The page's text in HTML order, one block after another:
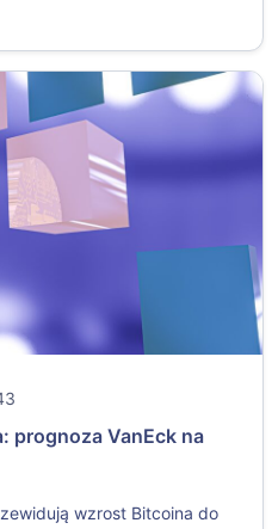
prognoza VanEck na
wzrost Bitcoina do